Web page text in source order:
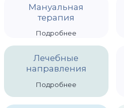
Каталог услуг
RSL скульптурирование
Лечение опорно-
Кинезиология
Остеопатия
Висцеральная терапия
Мануальная
терапия
Подробнее
Лечебные
направления
Подробнее